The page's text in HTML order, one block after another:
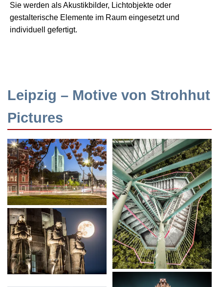
Sie werden als Akustikbilder, Lichtobjekte oder
gestalterische Elemente im Raum eingesetzt und
individuell gefertigt.
Leipzig – Motive von Strohhut
Pictures